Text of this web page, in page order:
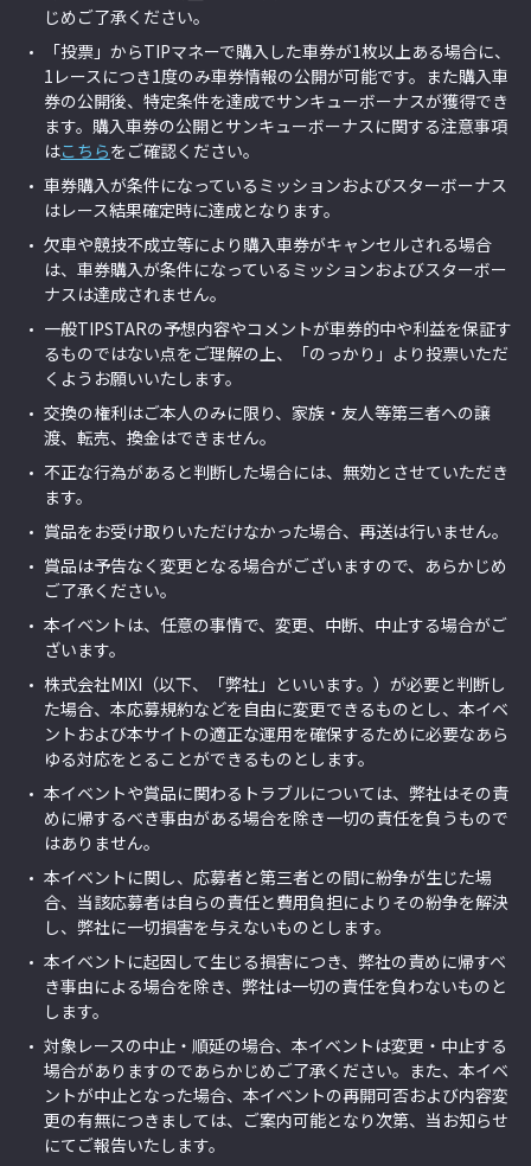
じめご了承ください。
「投票」からTIPマネーで購入した車券が1枚以上ある場合に、
1レースにつき1度のみ車券情報の公開が可能です。また購入車
券の公開後、特定条件を達成でサンキューボーナスが獲得でき
ます。購入車券の公開とサンキューボーナスに関する注意事項
はこちらをご確認ください。
車券購入が条件になっているミッションおよびスターボーナス
はレース結果確定時に達成となります。
欠車や競技不成立等により購入車券がキャンセルされる場合
は、車券購入が条件になっているミッションおよびスターボー
ナスは達成されません。
一般TIPSTARの予想内容やコメントが車券的中や利益を保証す
るものではない点をご理解の上、「のっかり」より投票いただ
くようお願いいたします。
交換の権利はご本人のみに限り、家族・友人等第三者への譲
渡、転売、換金はできません。
不正な行為があると判断した場合には、無効とさせていただき
ます。
賞品をお受け取りいただけなかった場合、再送は行いません。
賞品は予告なく変更となる場合がございますので、あらかじめ
ご了承ください。
本イベントは、任意の事情で、変更、中断、中止する場合がご
ざいます。
株式会社MIXI（以下、「弊社」といいます。）が必要と判断し
た場合、本応募規約などを自由に変更できるものとし、本イベ
ントおよび本サイトの適正な運用を確保するために必要なあら
ゆる対応をとることができるものとします。
本イベントや賞品に関わるトラブルについては、弊社はその責
めに帰するべき事由がある場合を除き一切の責任を負うもので
はありません。
本イベントに関し、応募者と第三者との間に紛争が生じた場
合、当該応募者は自らの責任と費用負担によりその紛争を解決
し、弊社に一切損害を与えないものとします。
本イベントに起因して生じる損害につき、弊社の責めに帰すべ
き事由による場合を除き、弊社は一切の責任を負わないものと
します。
対象レースの中止・順延の場合、本イベントは変更・中止する
場合がありますのであらかじめご了承ください。また、本イベ
ントが中止となった場合、本イベントの再開可否および内容変
更の有無につきましては、ご案内可能となり次第、当お知らせ
にてご報告いたします。